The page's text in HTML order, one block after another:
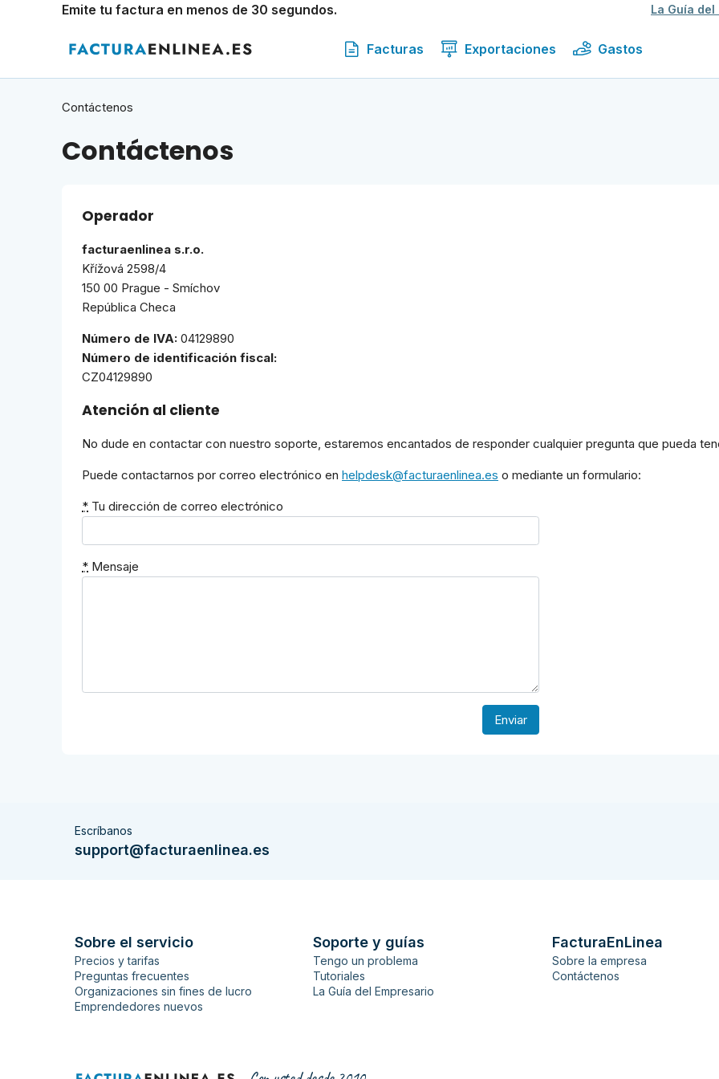
Emite tu factura en menos de 30 segundos. La Guía del
Facturas Exportaciones Gastos
Contáctenos
Contáctenos
Operador
facturaenlinea s.r.o.
Křížová 2598/4
150 00 Prague - Smíchov
República Checa
Número de IVA: 04129890
Número de identificación fiscal:
CZ04129890
Atención al cliente
No dude en contactar con nuestro soporte, estaremos encantados de responder cualquier pregunta que pueda
Puede contactarnos por correo electrónico en helpdesk@facturaenlinea.es o mediante un formulario:
* Tu dirección de correo electrónico
* Mensaje
Escríbanos
support@facturaenlinea.es
Sobre el servicio
Precios y tarifas
Preguntas frecuentes
Organizaciones sin fines de lucro
Emprendedores nuevos
Soporte y guías
Tengo un problema
Tutoriales
La Guía del Empresario
FacturaEnLinea
Sobre la empresa
Contáctenos